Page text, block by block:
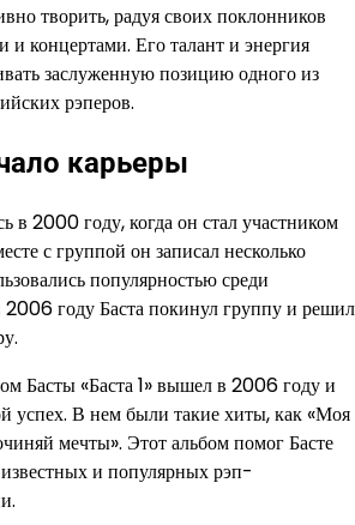
творить, радуя своих поклонников
концертами. Его талант и энергия
заслуженную позицию одного из
рэперов.
карьеры
в 2000 году, когда он стал участником
с группой он записал несколько
популярностью среди
2006 году Баста покинул группу и решил
Басты «Баста 1» вышел в 2006 году и
успех. В нем были такие хиты, как «Моя
мечты». Этот альбом помог Басте
и популярных рэп-